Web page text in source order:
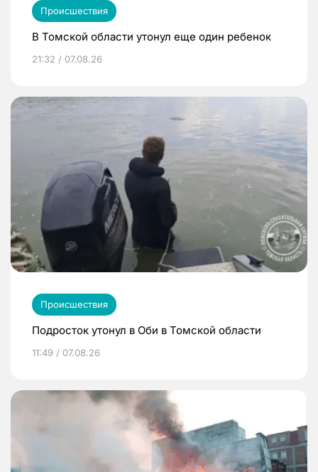
Происшествия
В Томской области утонул еще один ребенок
21:32 / 07.08.26
Происшествия
Подросток утонул в Оби в Томской области
11:49 / 07.08.26